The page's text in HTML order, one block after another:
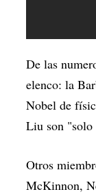
De las
elenco: la
Nobel de
Liu son
Otros
McKinnon,